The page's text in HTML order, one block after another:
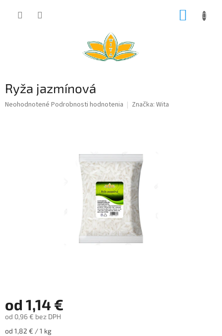
Ryža jazmínová
Priemerné
Neohodnotené Podrobnosti hodnotenia Značka: Wita
od 1,14 €
od 0,96 € bez DPH
Jednotková
od 1,82 € / 1 kg